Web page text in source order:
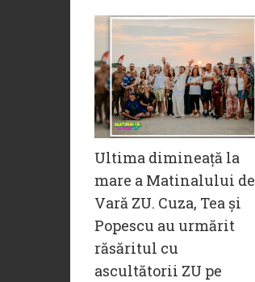
Ultima dimineață la
mare a Matinalului de
Vară ZU. Cuza, Tea și
Popescu au urmărit
răsăritul cu
ascultătorii ZU pe